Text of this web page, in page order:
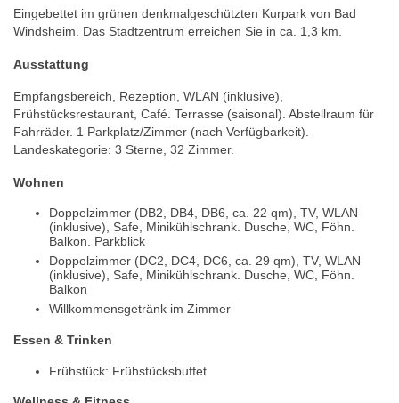
Eingebettet im grünen denkmalgeschützten Kurpark von Bad
Windsheim. Das Stadtzentrum erreichen Sie in ca. 1,3 km.
Ausstattung
Empfangsbereich, Rezeption, WLAN (inklusive),
Frühstücksrestaurant, Café. Terrasse (saisonal). Abstellraum für
Fahrräder. 1 Parkplatz/Zimmer (nach Verfügbarkeit).
Landeskategorie: 3 Sterne, 32 Zimmer.
Wohnen
Doppelzimmer (DB2, DB4, DB6, ca. 22 qm), TV, WLAN
(inklusive), Safe, Minikühlschrank. Dusche, WC, Föhn.
Balkon. Parkblick
Doppelzimmer (DC2, DC4, DC6, ca. 29 qm), TV, WLAN
(inklusive), Safe, Minikühlschrank. Dusche, WC, Föhn.
Balkon
Willkommensgetränk im Zimmer
Essen & Trinken
Frühstück: Frühstücksbuffet